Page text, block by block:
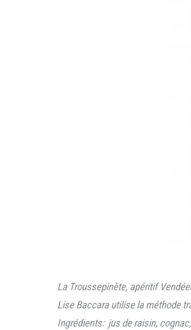
La Troussepinète, apéritif
Lise Baccara utilise la méthode
Ingrédients: jus de raisin,